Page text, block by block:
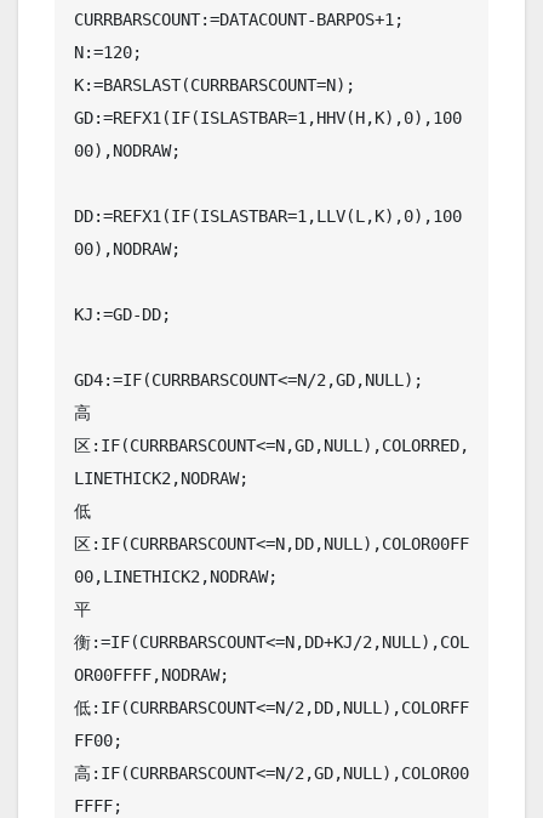
CURRBARSCOUNT:=DATACOUNT-BARPOS+1;
N:=120;
K:=BARSLAST(CURRBARSCOUNT=N);
GD:=REFX1(IF(ISLASTBAR=1,HHV(H,K),0),100
00),NODRAW;
DD:=REFX1(IF(ISLASTBAR=1,LLV(L,K),0),100
00),NODRAW;
KJ:=GD-DD;
GD4:=IF(CURRBARSCOUNT<=N/2,GD,NULL);
高
区:IF(CURRBARSCOUNT<=N,GD,NULL),COLORRED,
LINETHICK2,NODRAW;
低
区:IF(CURRBARSCOUNT<=N,DD,NULL),COLOR00FF
00,LINETHICK2,NODRAW;
平
衡:=IF(CURRBARSCOUNT<=N,DD+KJ/2,NULL),COL
OR00FFFF,NODRAW;
低:IF(CURRBARSCOUNT<=N/2,DD,NULL),COLORFF
FF00;
高:IF(CURRBARSCOUNT<=N/2,GD,NULL),COLOR00
FFFF;